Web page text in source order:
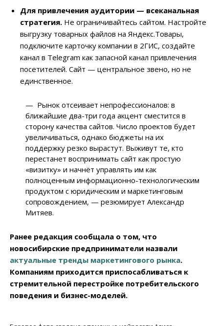
Для привлечения аудитории — всеканальная
стратегия. Не ограничивайтесь сайтом. Настройте
выгрузку товарных файлов на Яндекс.Товары,
подключите карточку компании в 2ГИС, создайте
канал в Telegram как запасной канал привлечения
посетителей. Сайт — центральное звено, но не
единственное.
— Рынок отсеивает непрофессионалов: в
ближайшие два-три года акцент сместится в
сторону качества сайтов. Число проектов будет
увеличиваться, однако бюджеты на их
поддержку резко вырастут. Выживут те, кто
перестанет воспринимать сайт как простую
«визитку» и начнёт управлять им как
полноценным информационно-технологическим
продуктом с юридическим и маркетинговым
сопровождением, — резюмирует Александр
Митяев.
Ранее редакция сообщала о том, что
новосибирские предприниматели назвали
актуальные тренды маркетингового рынка.
Компаниям приходится приспосабливаться к
стремительной перестройке потребительского
поведения и бизнес-моделей.